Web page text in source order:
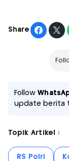
Share
Follow
update berita
Topik Artikel :
RS Polri